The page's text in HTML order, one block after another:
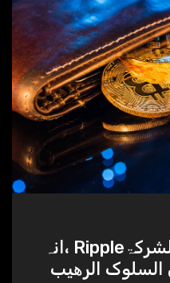
یقل الرئیس التنفیذی لشرکۃRipple ،انہ
السلوک الرھیب